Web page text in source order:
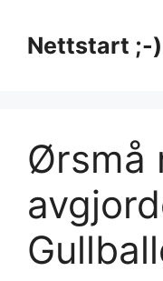
innholdNettstart ;-)
Ørsmå